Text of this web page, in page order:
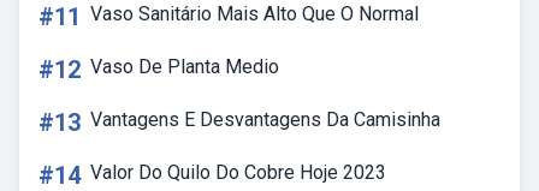
#11 Vaso Sanitário Mais Alto Que O Normal
#12 Vaso De Planta Medio
#13 Vantagens E Desvantagens Da Camisinha
#14 Valor Do Quilo Do Cobre Hoje 2023